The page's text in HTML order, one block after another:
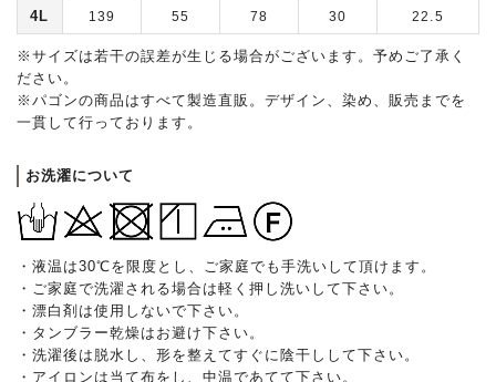
4L 139 55 78 30 22.5
※サイズは若干の誤差が生じる場合がございます。予めご了承く
ださい。
※パゴンの商品はすべて製造直販。デザイン、染め、販売までを
一貫して行っております。
お洗濯について
・液温は30℃を限度とし、ご家庭でも手洗いして頂けます。
・ご家庭で洗濯される場合は軽く押し洗いして下さい。
・漂白剤は使用しないで下さい。
・タンブラー乾燥はお避け下さい。
・洗濯後は脱水し、形を整えてすぐに陰干しして下さい。
・アイロンは当て布をし、中温であてて下さい。